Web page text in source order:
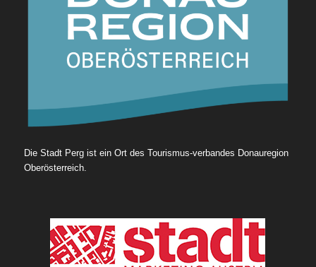
Die Stadt Perg ist ein Ort des Tourismus-verbandes Donauregion
Oberösterreich.